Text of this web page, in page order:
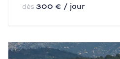
dès 300 € / jour